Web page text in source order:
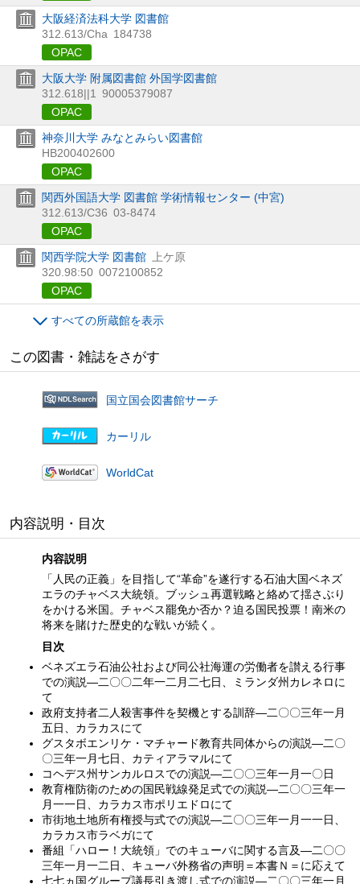
大阪経済法科大学 図書館
312.613/Cha 184738
OPAC
大阪大学 附属図書館 外国学図書館
312.618||1
90005379087
OPAC
神奈川大学 みなとみらい図書館
HB200402600
OPAC
関西外国語大学 図書館 学術情報センター (中宮)
312.613/C36 03-8474
OPAC
関西学院大学 図書館
上ケ原
320.98:50 0072100852
OPAC
すべての所蔵館を表示
この図書・雑誌をさがす
国立国会図書館サーチ
カーリル
WorldCat
内容説明・目次
内容説明
「人民の正義」を目指して“革命”を遂行する石油大国ベネズ
エラのチャベス大統領。ブッシュ再選戦略と絡めて揺さぶり
をかける米国。チャベス罷免か否か？迫る国民投票！南米の
将来を賭けた歴史的な戦いが続く。
目次
ベネズエラ石油公社および同公社海運の労働者を讃える行事
での演説—二〇〇二年一二月二七日、ミランダ州カレネロに
て
政府支持者二人殺害事件を契機とする訓辞—二〇〇三年一月
五日、カラカスにて
グスタボエンリケ・マチャード教育共同体からの演説—二〇
〇三年一月七日、カティアラマルにて
コヘデス州サンカルロスでの演説—二〇〇三年一月一〇日
教育権防衛のための国民戦線発足式での演説—二〇〇三年一
月一一日、カラカス市ポリエドロにて
市街地土地所有権授与式での演説—二〇〇三年一月一一日、
カラカス市ラベガにて
番組「ハロー！大統領」でのキューバに関する言及—二〇〇
三年一月一二日、キューバ外務省の声明＝本書Ｎ＝に応えて
七七ヵ国グループ議長引き渡し式での演説—二〇〇三年一月